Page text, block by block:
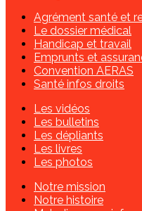
Agrément santé et
Le dossier médical
Handicap et travail
Emprunts et
Convention AERAS
Santé infos droits
Les vidéos
Les bulletins
Les dépliants
Les livres
Les photos
Notre mission
Notre histoire